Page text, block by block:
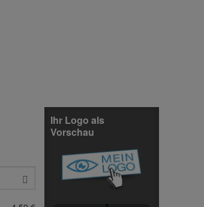
Ihr Logo als
Vorschau